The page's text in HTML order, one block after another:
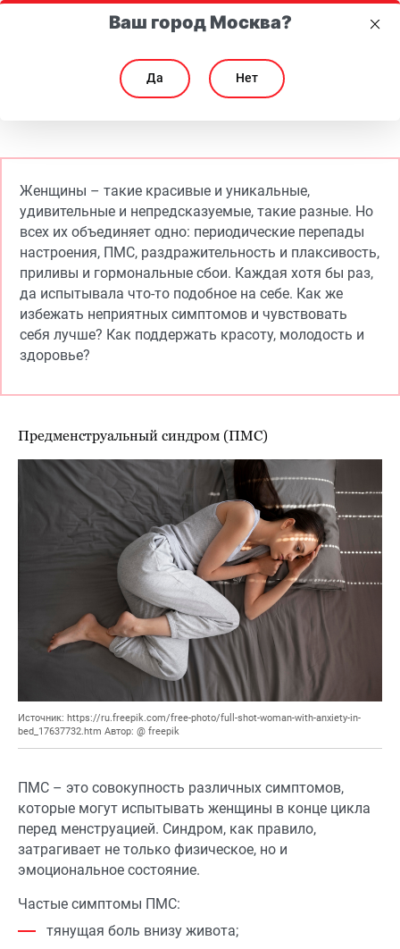
Женское здоровье. Как побороть дискомфорт при ПМС и
Женщины – такие красивые и уникальные,
удивительные и непредсказуемые, такие разные. Но
всех их объединяет одно: периодические перепады
настроения, ПМС, раздражительность и плаксивость,
приливы и гормональные сбои. Каждая хотя бы раз,
да испытывала что-то подобное на себе. Как же
избежать неприятных симптомов и чувствовать
себя лучше? Как поддержать красоту, молодость и
здоровье?
Предменструальный синдром (ПМС)
Источник: https://ru.freepik.com/free-photo/full-shot-woman-with-anxiety-in-
bed_17637732.htm Автор: @ freepik
ПМС – это совокупность различных симптомов,
которые могут испытывать женщины в конце цикла
перед менструацией. Синдром, как правило,
затрагивает не только физическое, но и
эмоциональное состояние.
Частые симптомы ПМС:
тянущая боль внизу живота;
Ваш город Москва?
Да Нет